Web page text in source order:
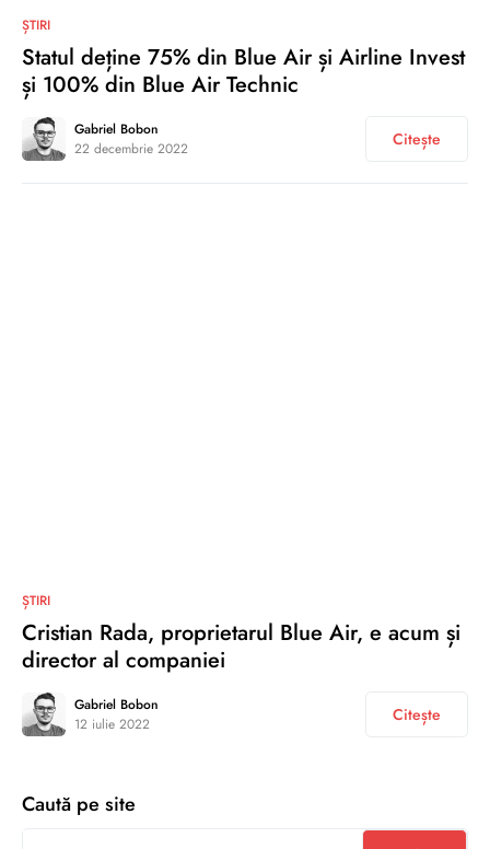
ȘTIRI
Statul deține 75% din Blue Air și Airline Invest
și 100% din Blue Air Technic
Gabriel Bobon
22 decembrie 2022
Citește
ȘTIRI
Cristian Rada, proprietarul Blue Air, e acum și
director al companiei
Gabriel Bobon
12 iulie 2022
Citește
Caută pe site